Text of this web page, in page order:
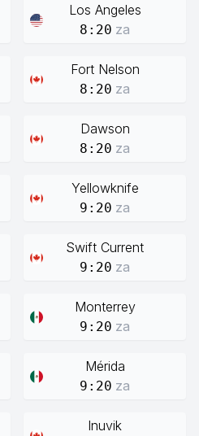
Los Angeles
8:20 za
Fort Nelson
8:20 za
Dawson
8:20 za
Yellowknife
9:20 za
Swift Current
9:20 za
Monterrey
9:20 za
Mérida
9:20 za
Inuvik